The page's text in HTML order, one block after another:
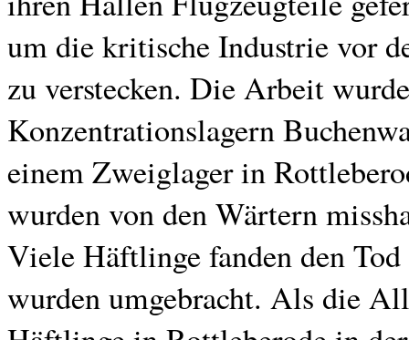
um die kritische Industrie vor
zu verstecken. Die Arbeit
Konzentrationslagern
einem Zweiglager in
wurden von den Wärtern
Viele Häftlinge fanden den
wurden umgebracht. Als die